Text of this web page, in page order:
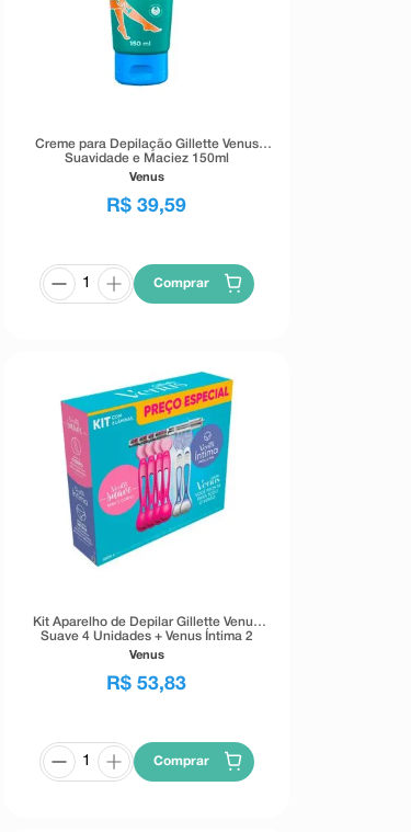
Creme para Depilação Gillette Venus
Suavidade e Maciez 150ml
Venus
R$ 39,59
Comprar
Kit Aparelho de Depilar Gillette Venus
Suave 4 Unidades + Venus Íntima 2
Unidades
Venus
R$ 53,83
Comprar